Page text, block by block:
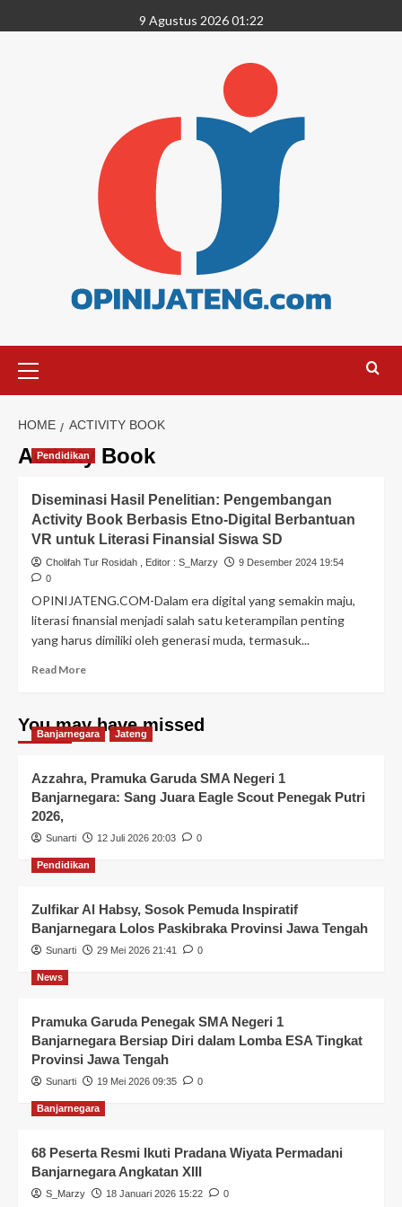
9 Agustus 2026 01:22
HOME ACTIVITY BOOK
Activity Book
Pendidikan
Diseminasi Hasil Penelitian: Pengembangan
Activity Book Berbasis Etno-Digital Berbantuan
VR untuk Literasi Finansial Siswa SD
Cholifah Tur Rosidah , Editor : S_Marzy
9 Desember 2024 19:54
0
OPINIJATENG.COM-Dalam era digital yang semakin maju,
literasi finansial menjadi salah satu keterampilan penting
yang harus dimiliki oleh generasi muda, termasuk...
Read More
You may have missed
Banjarnegara Jateng
Azzahra, Pramuka Garuda SMA Negeri 1
Banjarnegara: Sang Juara Eagle Scout Penegak Putri
2026,
Sunarti 12 Juli 2026 20:03 0
Pendidikan
Zulfikar Al Habsy, Sosok Pemuda Inspiratif
Banjarnegara Lolos Paskibraka Provinsi Jawa Tengah
Sunarti 29 Mei 2026 21:41 0
News
Pramuka Garuda Penegak SMA Negeri 1
Banjarnegara Bersiap Diri dalam Lomba ESA Tingkat
Provinsi Jawa Tengah
Sunarti 19 Mei 2026 09:35 0
Banjarnegara
68 Peserta Resmi Ikuti Pradana Wiyata Permadani
Banjarnegara Angkatan XIII
S_Marzy 18 Januari 2026 15:22 0